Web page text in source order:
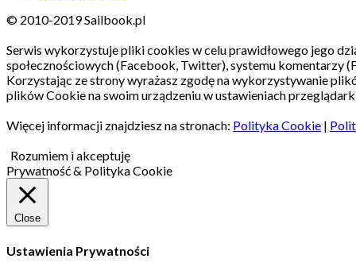
© 2010-2019 Sailbook.pl
Serwis wykorzystuje pliki cookies w celu prawidłowego jego
społecznościowych (Facebook, Twitter), systemu komentarzy
Korzystając ze strony wyrażasz zgodę na wykorzystywanie
plików Cookie na swoim urządzeniu w ustawieniach
Więcej informacji znajdziesz na stronach: Polityka Cookie |
Rozumiem i akceptuję
Prywatność & Polityka Cookie
Close
Ustawienia Prywatności